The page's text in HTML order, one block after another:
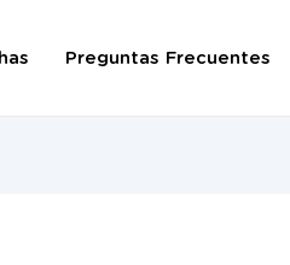
Preguntas Frecuentes